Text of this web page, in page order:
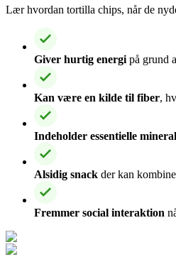
Lær hvordan tortilla chips, når de
Giver hurtig energi på grund
Kan være en kilde til fiber,
Indeholder essentielle
Alsidig snack der kan
Fremmer social interaktion